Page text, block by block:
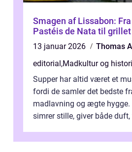
Smagen af Lissabon:
Pastéis de Nata til
13 januar 2026
Thomas
editorial ,Madkultur og
Supper har altid været et
fordi de samler det bedste
madlavning og ægte hygge.
simrer stille, giver både duft,